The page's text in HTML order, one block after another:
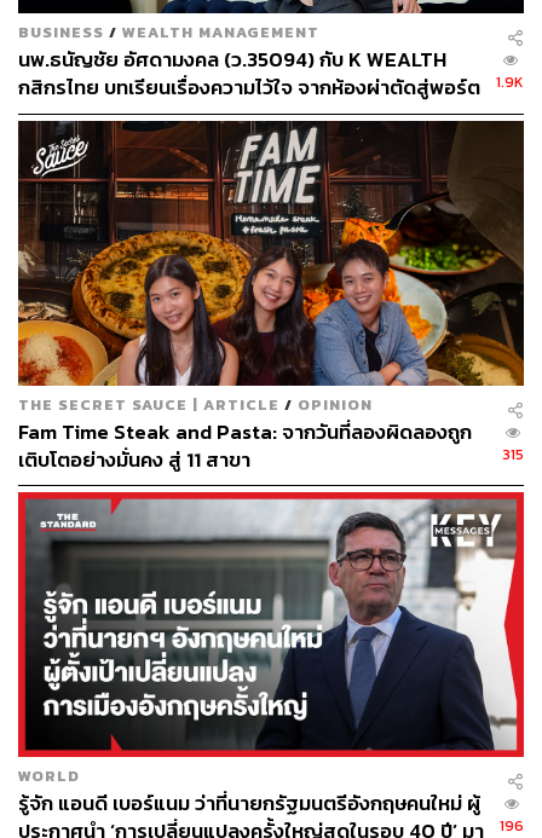
Content Creator ประจำกองบรรณาธิการ
THE STANDARD WEALTH ผู้เสพติดโลก
ธุรกิจ การตลาด เทคโนโลยี และชอบสำรวจ
โลกออฟไลน์และออนไลน์มาถอดรหัสความ
เคลื่อนไหวให้เป็นเรื่องเข้าใจง่าย สนุก และได้
ไอเดียใหม่ๆ
BUSINESS / WEALTH MANAGEMENT
นพ.ธนัญชัย อัศดามงคล (ว.35094) กับ K WEALTH
กสิกรไทย บทเรียนเรื่องความไว้ใจ จากห้องผ่าตัดสู่พอร์ต
การลงทุน [เนื้อหาสนับสนุนโดยธนาคารกสิกรไทย]
1.9K
THE SECRET SAUCE | ARTICLE / OPINION
Fam Time Steak and Pasta: จากวันที่ลองผิดลองถูก
เติบโตอย่างมั่นคง สู่ 11 สาขา
315
WORLD
รู้จัก แอนดี เบอร์แนม ว่าที่นายกรัฐมนตรีอังกฤษคนใหม่ ผู้
ประกาศนำ ‘การเปลี่ยนแปลงครั้งใหญ่สุดในรอบ 40 ปี’ มา
196